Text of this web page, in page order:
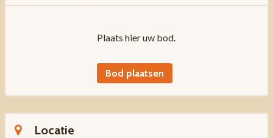
Plaats hier uw bod.
Bod plaatsen
Locatie